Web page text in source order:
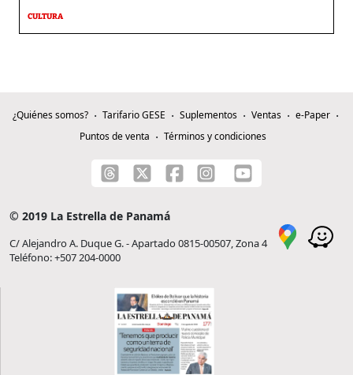
CULTURA
¿Quiénes somos? Tarifario GESE Suplementos Ventas
e-Paper
Puntos de venta
Términos y condiciones
© 2019 La Estrella de Panamá
C/ Alejandro A. Duque G. - Apartado 0815-00507, Zona 4
Teléfono: +507 204-0000